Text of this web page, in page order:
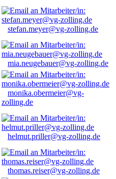
stefan.meyer@vg-zolling.de
mia.neugebauer@vg-zolling.de
monika.obermeier@vg-
zolling.de
helmut.priller@vg-zolling.de
thomas.reiser@vg-zolling.de